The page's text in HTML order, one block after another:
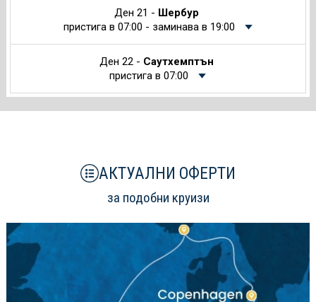
Ден 21 - Шербур
пристига в 07:00 - заминава в 19:00
Ден 22 - Саутхемптън
пристига в 07:00
АКТУАЛНИ ОФЕРТИ
за подобни круизи